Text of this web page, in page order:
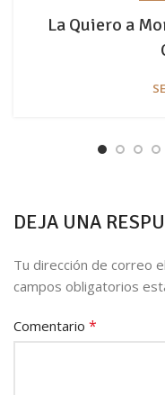
La Quiero a
DEJA UNA
Tu dirección de correo
campos obligatorios
Comentario *